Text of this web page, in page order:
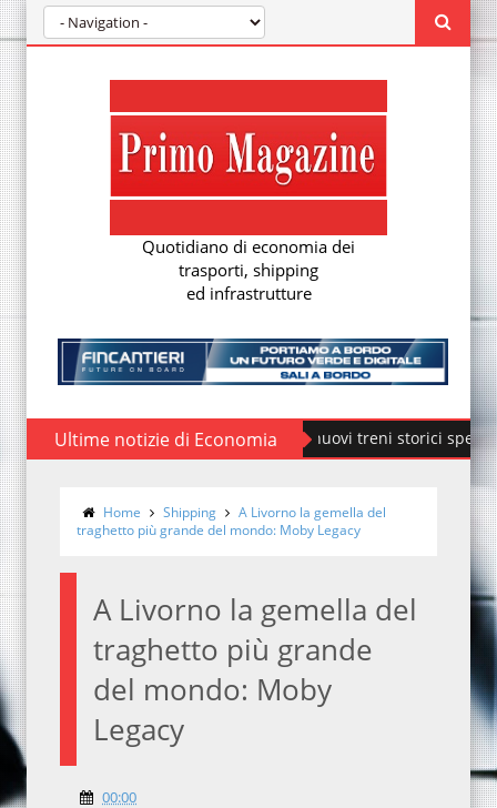
Quotidiano di economia dei
trasporti, shipping
ed infrastrutture
Ultime notizie di Economia
Fondazione FS, nuovi treni storici speciali
Home Shipping
A Livorno la gemella del
traghetto più grande del mondo: Moby Legacy
A Livorno la gemella del
traghetto più grande
del mondo: Moby
Legacy
00:00